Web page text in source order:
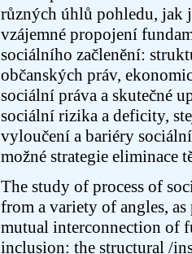
různých úhlů pohledu, jak
vzájemné propojení
sociálního začlenění:
občanských práv,
sociální práva a skutečné
sociální rizika a deficity,
vyloučení a bariéry
možné strategie eliminace
The study of process of
from a variety of angles,
mutual interconnection of
inclusion: the structural /